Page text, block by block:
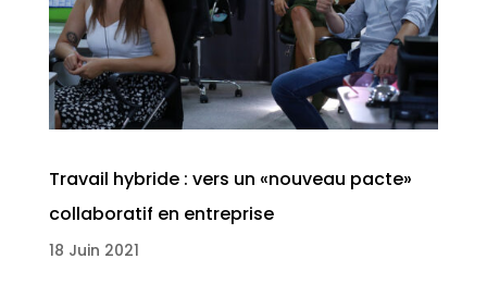
Travail hybride : vers un «nouveau pacte»
collaboratif en entreprise
18 Juin 2021